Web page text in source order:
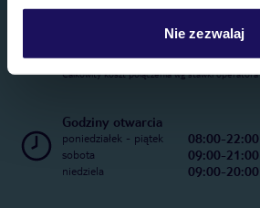
Nie zezwalaj
Telefoniczne Centrum Rezerwacji
22 270 31 20
Całkowity koszt połączenia wg stawki operatora
Godziny otwarcia
poniedziałek - piątek 08:00-22:00
sobota 09:00-21:00
niedziela 09:00-20:00